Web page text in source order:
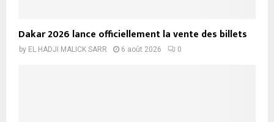
Dakar 2026 lance officiellement la vente des billets
by EL HADJI MALICK SARR 6 août 2026 0